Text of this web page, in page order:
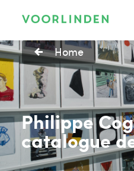
Home
Philippe
catalogue